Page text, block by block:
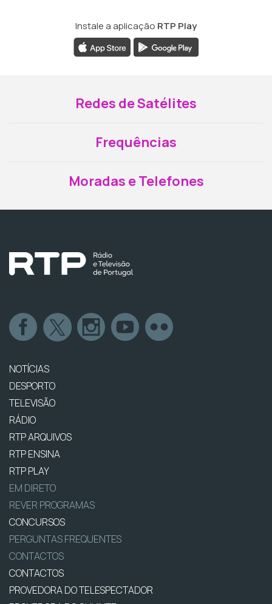
Instale a aplicação RTP Play
Redes de Satélites
Frequências
Moradas e Telefones
NOTÍCIAS
DESPORTO
TELEVISÃO
RÁDIO
RTP ARQUIVOS
RTP ENSINA
RTP PLAY
EM DIRETO
REVER PROGRAMAS
CONCURSOS
PERGUNTAS FREQUENTES
CONTACTOS
CONTACTOS
PROVEDORA DO TELESPECTADOR